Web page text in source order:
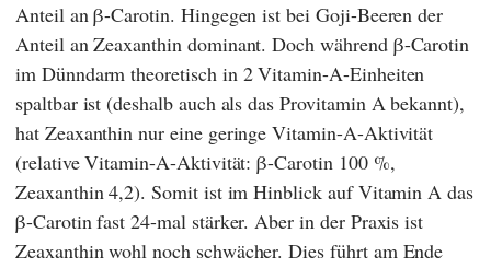
Anteil an β-Carotin. Hingegen ist bei Goji-Beeren der
Anteil an Zeaxanthin dominant. Doch während β-Carotin
im Dünndarm theoretisch in 2 Vitamin-A-Einheiten
spaltbar ist (deshalb auch als das Provitamin A bekannt),
hat Zeaxanthin nur eine geringe Vitamin-A-Aktivität
(relative Vitamin-A-Aktivität: β-Carotin 100 %,
Zeaxanthin 4,2). Somit ist im Hinblick auf Vitamin A das
β-Carotin fast 24-mal stärker. Aber in der Praxis ist
Zeaxanthin wohl noch schwächer. Dies führt am Ende